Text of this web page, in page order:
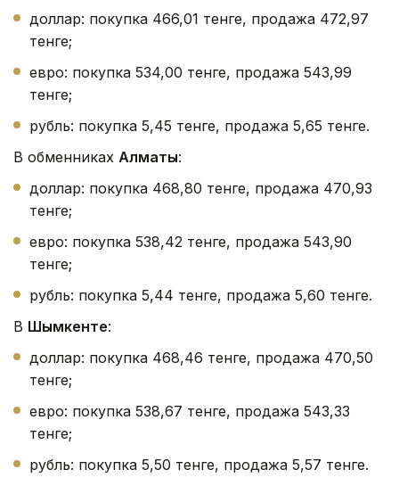
доллар: покупка 466,01 тенге, продажа 472,97
тенге;
евро: покупка 534,00 тенге, продажа 543,99
тенге;
рубль: покупка 5,45 тенге, продажа 5,65 тенге.
В обменниках Алматы:
доллар: покупка 468,80 тенге, продажа 470,93
тенге;
евро: покупка 538,42 тенге, продажа 543,90
тенге;
рубль: покупка 5,44 тенге, продажа 5,60 тенге.
В Шымкенте:
доллар: покупка 468,46 тенге, продажа 470,50
тенге;
евро: покупка 538,67 тенге, продажа 543,33
тенге;
рубль: покупка 5,50 тенге, продажа 5,57 тенге.